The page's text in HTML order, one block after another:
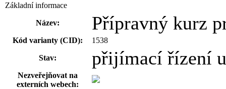
Základní informace
Název: Přípravný kurz
Kód varianty (CID): 1538
Stav: přijímací řízení
Nezveřejňovat na
externích webech: